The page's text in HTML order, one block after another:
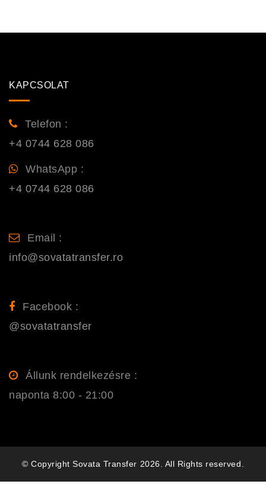
KAPCSOLAT
Telefon :
+4 0744 628 086
WhatsApp :
+4 0744 628 086
Email :
info@sovatatransfer.ro
Facebook :
@sovatatransfer
Állunk rendelkezésre :
naponta 8:00 - 21:00
© Copyright Sovata Transfer 2026. All Rights reserved.